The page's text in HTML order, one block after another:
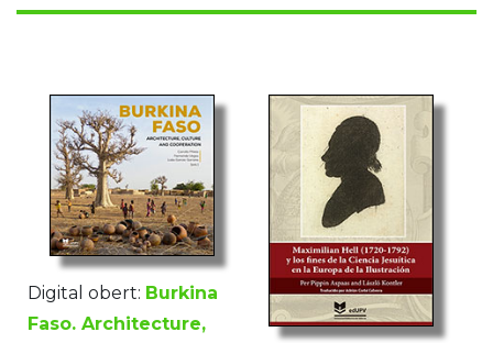
Digital obert: Burkina
Faso. Architecture,